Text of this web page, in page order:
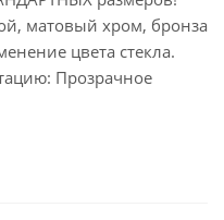
матовый хром, бронза
цвета стекла.
Прозрачное